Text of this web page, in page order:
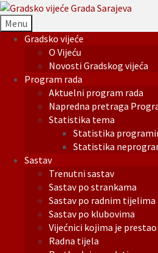
Menu
Gradsko vijeće
O Vijeću
Novosti Gradskog vijeća
Program rada
Aktuelni program rada
Napredna pretraga
Statistika tema
Statistika
Statistika
Sastav
Trenutni sastav
Sastav po strankama
Sastav po radnim tijelima
Sastav po klubovima
Vijećnici kojima je
Radna tijela